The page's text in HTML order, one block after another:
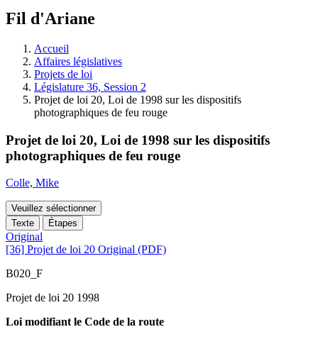
à
législative.
Fil d'Ariane
Accueil
Affaires législatives
Projets de loi
Législature 36, Session 2
Projet de loi 20, Loi de 1998 sur les dispositifs
photographiques de feu rouge
Projet de loi 20, Loi de 1998 sur les dispositifs
photographiques de feu rouge
Colle, Mike
Veuillez sélectionner
Texte
Étapes
Original
[36] Projet de loi 20 Original (PDF)
B020_F
Projet de loi 20 1998
Loi modifiant le Code de la route